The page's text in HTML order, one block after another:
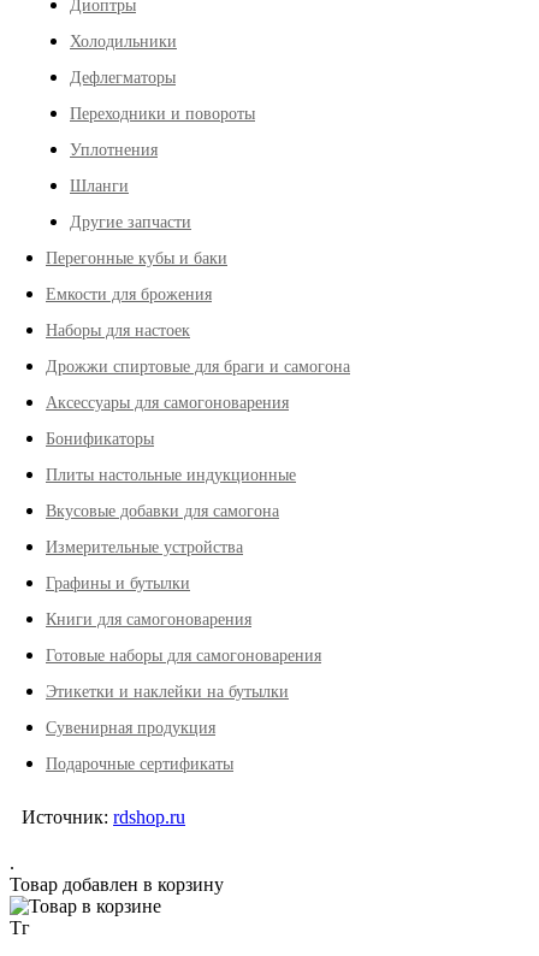
Диоптры
Холодильники
Дефлегматоры
Переходники и повороты
Уплотнения
Шланги
Другие запчасти
Перегонные кубы и баки
Емкости для брожения
Наборы для настоек
Дрожжи спиртовые для браги и самогона
Аксессуары для самогоноварения
Бонификаторы
Плиты настольные индукционные
Вкусовые добавки для самогона
Измерительные устройства
Графины и бутылки
Книги для самогоноварения
Готовые наборы для самогоноварения
Этикетки и наклейки на бутылки
Сувенирная продукция
Подарочные сертификаты
Источник: rdshop.ru
.
Товар добавлен в корзину
Тг